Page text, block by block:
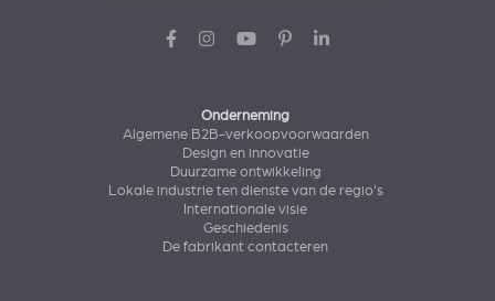
Onderneming
Algemene B2B-verkoopvoorwaarden
Design en innovatie
Duurzame ontwikkeling
Lokale industrie ten dienste van de regio's
Internationale visie
Geschiedenis
De fabrikant contacteren